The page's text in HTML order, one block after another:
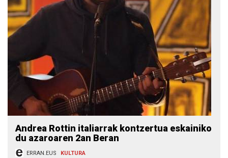
Andrea Rottin italiarrak kontzertua eskainiko
du azaroaren 2an Beran
ERRAN.EUS KULTURA